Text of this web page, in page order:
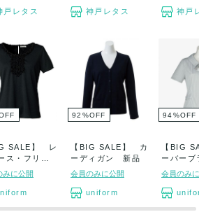
戸レタス 神戸レタス 神戸
SALE】 レ
ス・フリル
ット...
みに公開
92 %OFF
【BIG SALE】 カ
ーディガン 新品
会員のみに公開
uniform
94%OFF
【BIG
ーバー
新品
会員のみ